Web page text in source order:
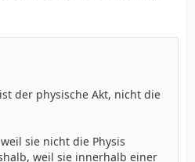
Einwilligung zu
bietet keine Grundlage.
für eine Disposition der
in Betracht. Die Eltern
damit auch die
der physische Akt, nicht die
sie nicht die Physis
weil sie innerhalb einer